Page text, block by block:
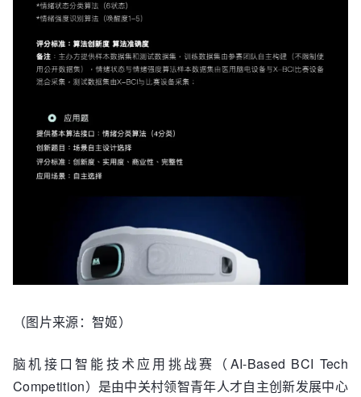
（图片来源：智姬）
脑机接口智能技术应用挑战赛（AI-Based BCI Tech
Competition）是由中关村领智青年人才自主创新发展中心